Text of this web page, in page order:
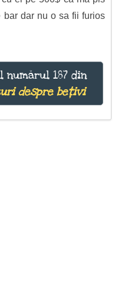
bar dar nu o sa fii furios
numărul 187 din
despre bețivi